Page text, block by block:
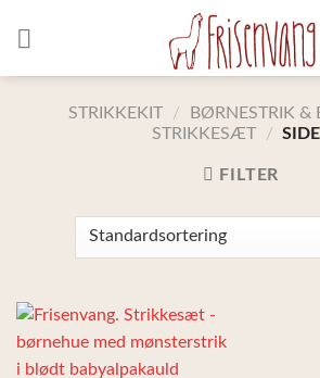
STRIKKEKIT /
BØRNESTRIK &
STRIKKESÆT
/
FILTER